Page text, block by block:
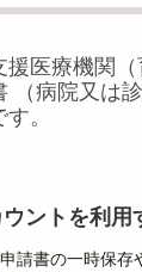
援医療機関
（病院又は診
。
ントを利用
請書の一時保存